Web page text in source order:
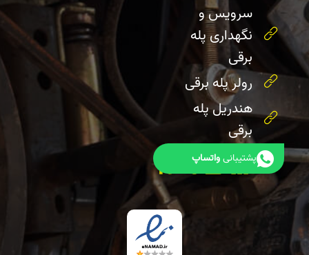
سرویس و
نگهداری پله
برقی
رولر پله برقی
هندریل پله
برقی
پشتیبانیواتساپ